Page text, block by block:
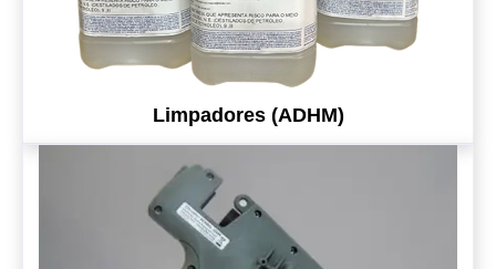
Limpadores (ADHM)